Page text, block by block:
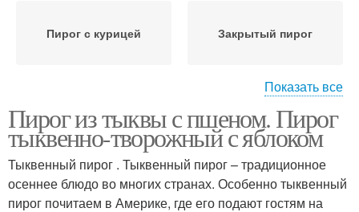
Пирог с курицей Закрытый пирог
Пирог с тыквой Татарский пирог
Показать все
Пирог из тыквы с пшеном. Пирог
тыквенно-творожный с яблоком
Тыквенный пирог . Тыквенный пирог – традиционное
осеннее блюдо во многих странах. Особенно тыквенный
пирог почитаем в Америке, где его подают гостям на